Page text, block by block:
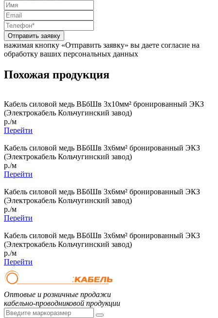
Отправить заявку
нажимая кнопку «Отправить заявку» вы даете согласие на
обработку ваших персональных данных
Похожая продукция
Кабель силовой медь ВБбШв 3x10мм² бронированный ЭКЗ
(Электрокабель Кольчугинский завод)
р./м
Перейти
Кабель силовой медь ВБбШв 3x6мм² бронированный ЭКЗ
(Электрокабель Кольчугинский завод)
р./м
Перейти
Кабель силовой медь ВБбШв 3x6мм² бронированный ЭКЗ
(Электрокабель Кольчугинский завод)
р./м
Перейти
Кабель силовой медь ВБбШв 3x6мм² бронированный ЭКЗ
(Электрокабель Кольчугинский завод)
р./м
Перейти
Оптовые и розничные продажи
кабельно-проводниковой продукции